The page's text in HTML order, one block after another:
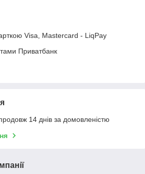
Visa, Mastercard - LiqPay
Приватбанк
14 днів за домовленістю